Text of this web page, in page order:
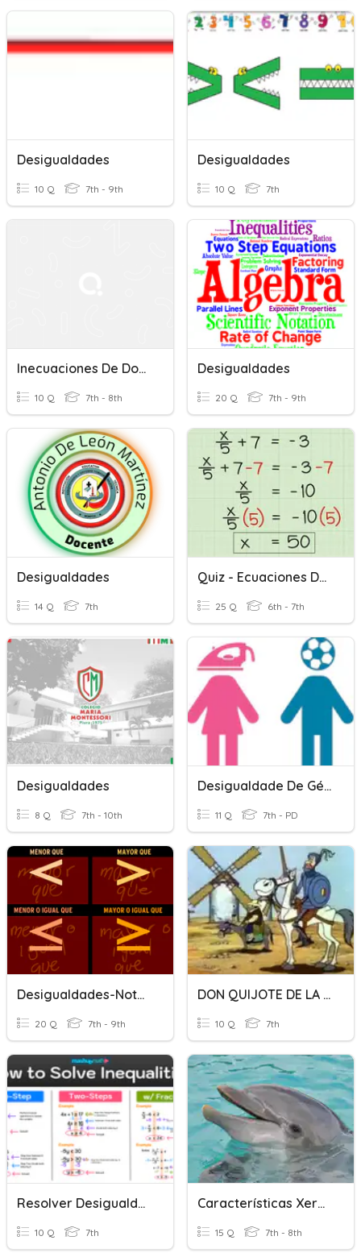
Desigualdades
10 Q 7th - 9th
Desigualdades
10 Q 7th
Inecuaciones De Dos Pasos
10 Q 7th - 8th
Desigualdades
20 Q 7th - 9th
Desigualdades
14 Q 7th
Quiz - Ecuaciones De Dos Pasos
25 Q 6th - 7th
Desigualdades
8 Q 7th - 10th
Desigualdade De Género
11 Q 7th - PD
Desigualdades-Notación De Intervalo
20 Q 7th - 9th
DON QUIJOTE DE LA MANCHA
10 Q 7th
Resolver Desigualdades De Suma Y Resta
10 Q 7th
Características Xerais Dos Animais
15 Q 7th - 8th